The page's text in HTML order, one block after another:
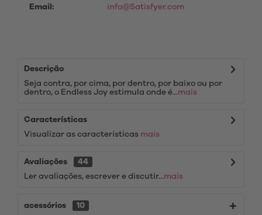
Email:
info@Satisfyer.com
Descrição
Seja contra, por cima, por dentro, por baixo ou por
dentro, o Endless Joy estimula onde é...mais
Características
Visualizar as características mais
Avaliações
44
Ler avaliações, escrever e discutir...mais
acessórios 10